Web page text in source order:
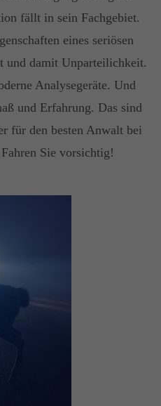
fällt in sein Fachgebiet.
eines seriösen
und damit Unparteilichkeit.
Analysegeräte. Und
und Erfahrung. Das sind
für den besten Anwalt bei
Sie vorsichtig!